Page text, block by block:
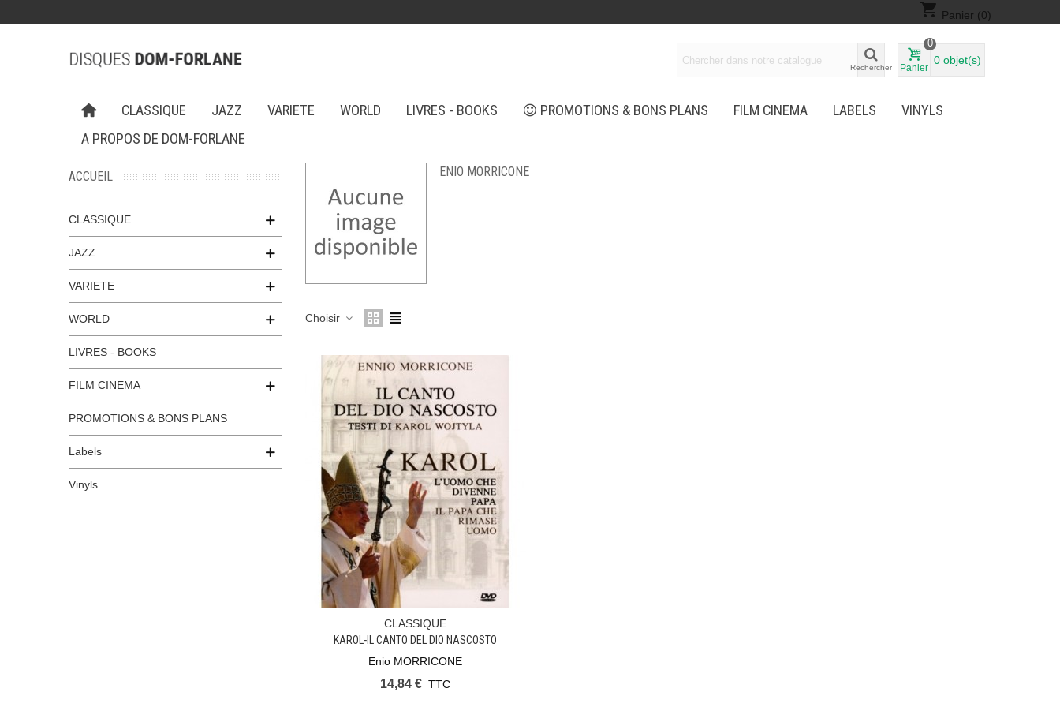
shopping_cart Panier (0)
Rechercher Panier
0
0 objet(s)
CLASSIQUE JAZZ VARIETE WORLD LIVRES - BOOKS PROMOTIONS & BONS PLANS FILM CINEMA LABELS
VINYLS
A PROPOS DE DOM-FORLANE
ACCUEIL
CLASSIQUE
JAZZ
VARIETE
WORLD
LIVRES - BOOKS
FILM CINEMA
PROMOTIONS & BONS PLANS
Labels
Vinyls
ENIO MORRICONE
Choisir
Ajouter Au Panier
CLASSIQUE
KAROL-IL CANTO DEL DIO NASCOSTO
Enio MORRICONE
14,84 € TTC